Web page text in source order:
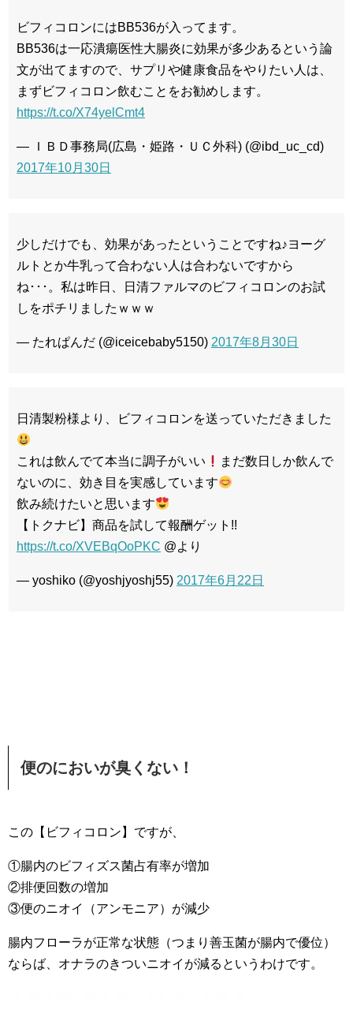
ビフィコロンにはBB536が入ってます。
BB536は一応潰瘍医性大腸炎に効果が多少あるという論
文が出てますので、サプリや健康食品をやりたい人は、
まずビフィコロン飲むことをお勧めします。
https://t.co/X74yelCmt4
— ＩＢＤ事務局(広島・姫路・ＵＣ外科) (@ibd_uc_cd)
2017年10月30日
少しだけでも、効果があったということですね♪ヨーグ
ルトとか牛乳って合わない人は合わないですから
ね･･･。私は昨日、日清ファルマのビフィコロンのお試
しをポチリましたｗｗｗ
— たれぱんだ (@iceicebaby5150) 2017年8月30日
日清製粉様より、ビフィコロンを送っていただきました
これは飲んでて本当に調子がいい
まだ数日しか飲んで
ないのに、効き目を実感しています
飲み続けたいと思います
【トクナビ】商品を試して報酬ゲット!!
https://t.co/XVEBqOoPKC @より
— yoshiko (@yoshjyoshj55) 2017年6月22日
便のにおいが臭くない！
この【ビフィコロン】ですが、
①腸内のビフィズス菌占有率が増加
②排便回数の増加
③便のニオイ（アンモニア）が減少
腸内フローラが正常な状態（つまり善玉菌が腸内で優位）
ならば、オナラのきついニオイが減るというわけです。